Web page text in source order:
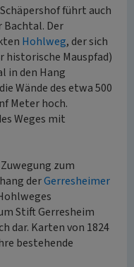
führt auch
Der
Hohlweg, der sich
historische Mauspfad)
in den Hang
Wände des etwa 500
Meter hoch.
Weges mit
zum
derGerresheimer
Stift Gerresheim
dar. Karten von 1824
bestehende